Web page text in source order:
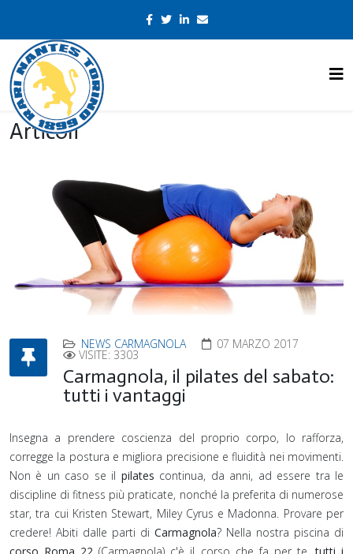
Articoli
NEWS CARMAGNOLA 07 MARZO 2017
VISITE: 3303
Carmagnola, il pilates del sabato:
tutti i vantaggi
Insegna a prendere coscienza del proprio corpo, lo rafforza,
corregge la postura e migliora precisione e fluidità nei movimenti.
Non è un caso se il pilates continua, da anni, ad essere tra le
discipline di fitness più praticate, nonché la preferita di numerose
star, tra cui Kristen Stewart, Miley Cyrus e Madonna. Provare per
credere! Abiti dalle parti di Carmagnola? Nella nostra piscina di